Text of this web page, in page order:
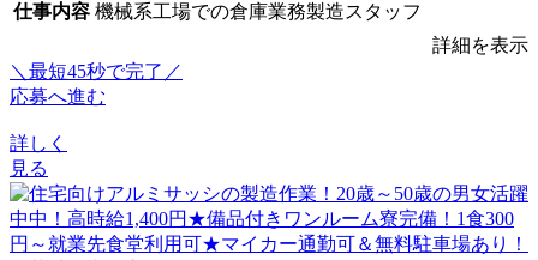
仕事内容 機械系工場での倉庫業務製造スタッフ
詳細を表示
＼最短45秒で完了／
応募へ進む
詳しく
見る